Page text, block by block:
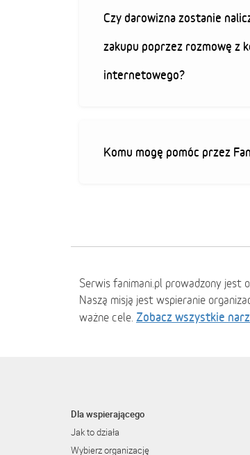
Czy darowizna zostanie
zakupu poprzez rozmowę z
internetowego?
Komu mogę pomóc przez
Serwis fanimani.pl prowadzony jest
Naszą misją jest wspieranie
ważne cele. Zobacz wszystkie
Dla wspierającego
Jak to działa
Wybierz organizację